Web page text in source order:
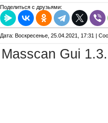
Поделиться с друзьями:
Дата: Воскресенье, 25.04.2021, 17:31 |
Masscan Gui